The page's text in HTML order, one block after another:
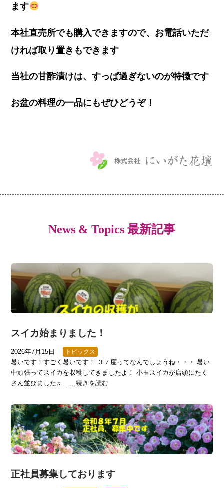
ます
本社直売所でも購入できますので、お電話いただ
ければ取り置きもできます
当社の甘酢漬けは、すっぱ過ぎないのが特徴です
お盆の料理の一品にもぜひどうぞ！
News & Topics 最新記事
スイカ始まりました！
2026年7月15日 トピックス
暑いです！すごく暑いです！ ３７度ってなんでしょうね・・・ 暑い
中頑張ってスイカを収穫してきましたよ！ 小玉スイカが店頭にたく
さん並びました♬……続きを読む
正社員募集しております